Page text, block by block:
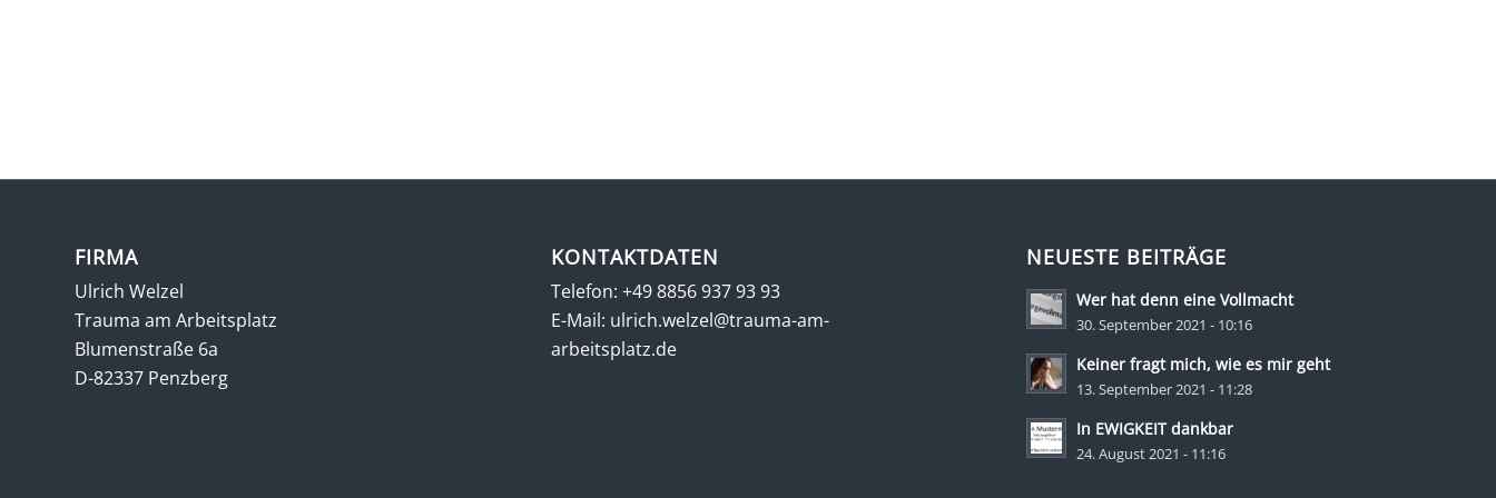
FIRMA
Ulrich Welzel
Trauma am Arbeitsplatz
Blumenstraße 6a
D-82337 Penzberg
KONTAKTDATEN
Telefon: +49 8856 937 93 93
E-Mail: ulrich.welzel@trauma-am-
arbeitsplatz.de
NEUESTE BEITRÄGE
Wer hat denn eine Vollmacht
30. September 2021 - 10:16
Keiner fragt mich, wie es mir geht
13. September 2021 - 11:28
In EWIGKEIT dankbar
24. August 2021 - 11:16